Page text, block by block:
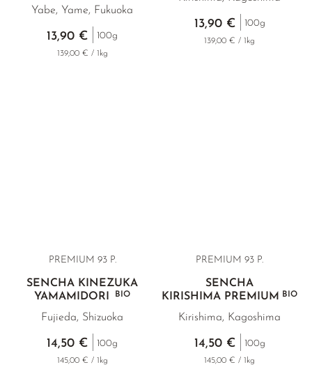
Yabe, Yame, Fukuoka
13,90 € 100g
139,00 € / 1kg
13,90 € 100g
139,00 € / 1kg
PREMIUM 93 P.
SENCHA KINEZUKA
YAMAMIDORI
BIO
Fujieda, Shizuoka
14,50 € 100g
145,00 € / 1kg
PREMIUM93 P.
SENCHA
KIRISHIMA PREMIUM
BIO
Kirishima, Kagoshima
14,50 € 100g
145,00 € / 1kg